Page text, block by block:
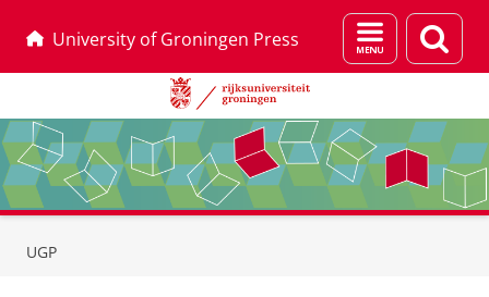
University of Groningen Press
Menu
en
UGP